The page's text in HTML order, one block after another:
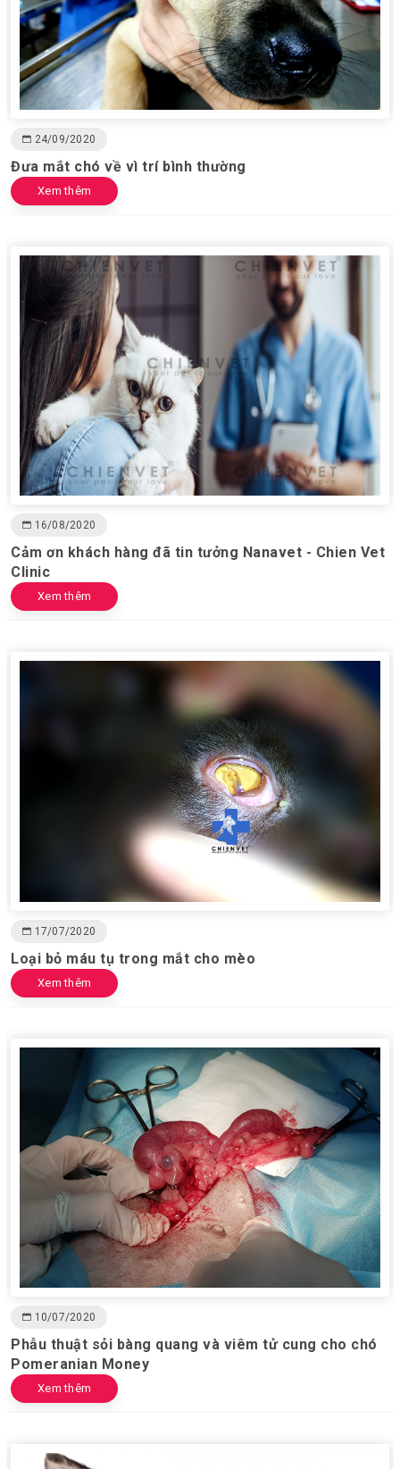
24/09/2020
Đưa mắt chó về vì trí bình thường
Xem thêm
16/08/2020
Cảm ơn khách hàng đã tin tưởng Nanavet - Chien Vet
Clinic
Xem thêm
17/07/2020
Loại bỏ máu tụ trong mắt cho mèo
Xem thêm
10/07/2020
Phẫu thuật sỏi bàng quang và viêm tử cung cho chó
Pomeranian Money
Xem thêm